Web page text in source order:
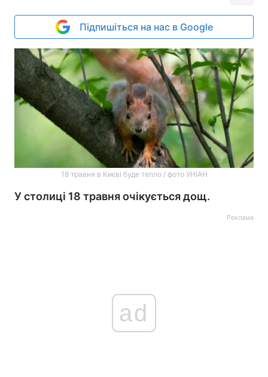
Підпишіться на нас в Google
18 травня в Києві буде тепло / фото УНІАН
У столиці 18 травня очікується дощ.
Реклама
ad